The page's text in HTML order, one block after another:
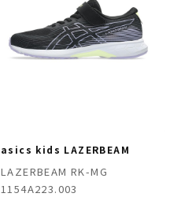
asics kids LAZERBEAM
LAZERBEAM RK-MG
1154A223.003